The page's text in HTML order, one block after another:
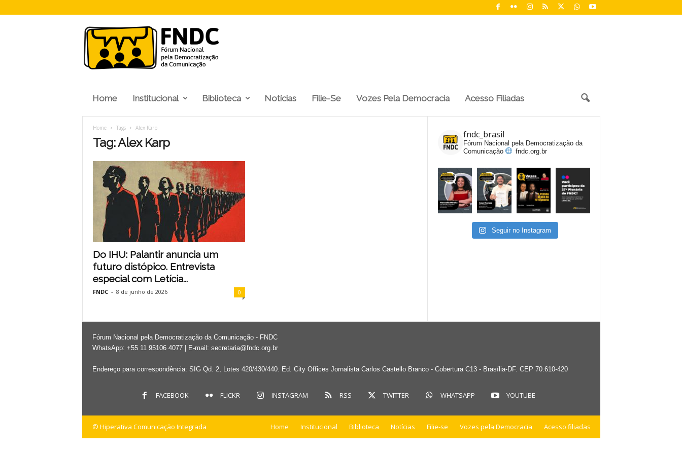
N
D
C
Home Institucional Biblioteca Notícias Filie-Se Vozes Pela Democracia Acesso Filiadas
Home Tags Alex Karp
Tag: Alex Karp
Do IHU: Palantir anuncia um
futuro distópico. Entrevista
especial com Letícia...
FNDC - 8 de junho de 2026 0
fndc_brasil
Fórum Nacional pela Democratização da
Comunicação
fndc.org.br
Seguir no Instagram
Fórum Nacional pela Democratização da Comunicação - FNDC
WhatsApp: +55 11 95106 4077 | E-mail: secretaria@fndc.org.br
Endereço para correspondência: SIG Qd. 2, Lotes 420/430/440. Ed. City Offices Jornalista Carlos Castello Branco - Cobertura C13 - Brasília-DF. CEP 70.610-420
FACEBOOK FLICKR INSTAGRAM RSS TWITTER WHATSAPP YOUTUBE
Home Institucional Biblioteca Notícias Filie-se Vozes pela Democracia Acesso filiadas
© Hiperativa Comunicação Integrada